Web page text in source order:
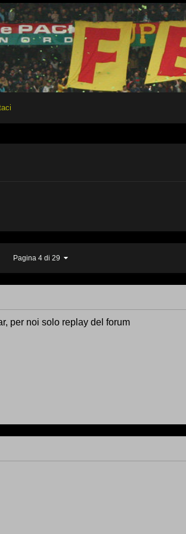
Pagina 4 di 29
per noi solo replay del forum